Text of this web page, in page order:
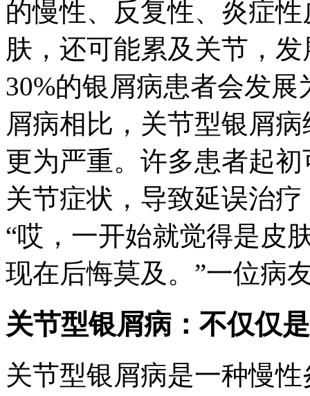
的慢性、反复性、炎症
肤，还可能累及关节，
30%的银屑病患者会发
屑病相比，关节型银屑
更为严重。许多患者起
关节症状，导致延误治
“哎，一开始就觉得是皮
现在后悔莫及。”一位病
关节型银屑病：不仅仅
关节型银屑病是一种慢